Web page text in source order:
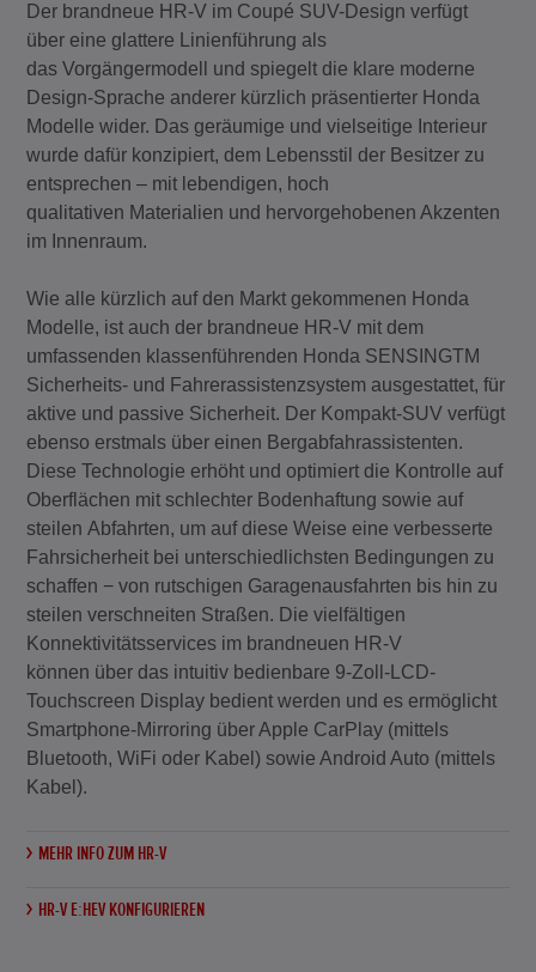
Der brandneue HR-V im Coupé SUV-Design verfügt
über eine glattere Linienführung als
das Vorgängermodell und spiegelt die klare moderne
Design-Sprache anderer kürzlich präsentierter Honda
Modelle wider. Das geräumige und vielseitige Interieur
wurde dafür konzipiert, dem Lebensstil der Besitzer zu
entsprechen – mit lebendigen, hoch
qualitativen Materialien und hervorgehobenen Akzenten
im Innenraum.
Wie alle kürzlich auf den Markt gekommenen Honda
Modelle, ist auch der brandneue HR-V mit dem
umfassenden klassenführenden Honda SENSINGTM
Sicherheits- und Fahrerassistenzsystem ausgestattet, für
aktive und passive Sicherheit. Der Kompakt-SUV verfügt
ebenso erstmals über einen Bergabfahrassistenten.
Diese Technologie erhöht und optimiert die Kontrolle auf
Oberflächen mit schlechter Bodenhaftung sowie auf
steilen Abfahrten, um auf diese Weise eine verbesserte
Fahrsicherheit bei unterschiedlichsten Bedingungen zu
schaffen − von rutschigen Garagenausfahrten bis hin zu
steilen verschneiten Straßen. Die vielfältigen
Konnektivitätsservices im brandneuen HR-V
können über das intuitiv bedienbare 9-Zoll-LCD-
Touchscreen Display bedient werden und es ermöglicht
Smartphone-Mirroring über Apple CarPlay (mittels
Bluetooth, WiFi oder Kabel) sowie Android Auto (mittels
Kabel).
MEHR INFO ZUM HR-V
HR-V E:HEV KONFIGURIEREN